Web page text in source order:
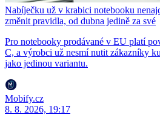
Nabíječku už v krabici notebooku
změnit pravidla, od dubna jedině za své
Pro notebooky prodávané v EU platí
C, a výrobci už nesmí nutit zákazníky
jako jedinou variantu.
Mobify.cz
8. 8. 2026, 19:17